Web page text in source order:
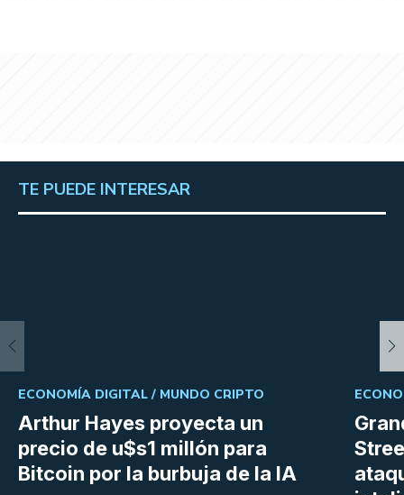
TE PUEDE INTERESAR
Arthur Hayes proyecta un
precio de u$s1 millón para
Bitcoin por la burbuja de la IA
ECONOMÍA DIGITAL / MUNDO CRIPTO